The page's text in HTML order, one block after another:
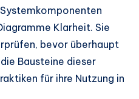
Klarheit. Sie
bevor überhaupt
Bausteine dieser
für ihre Nutzung in